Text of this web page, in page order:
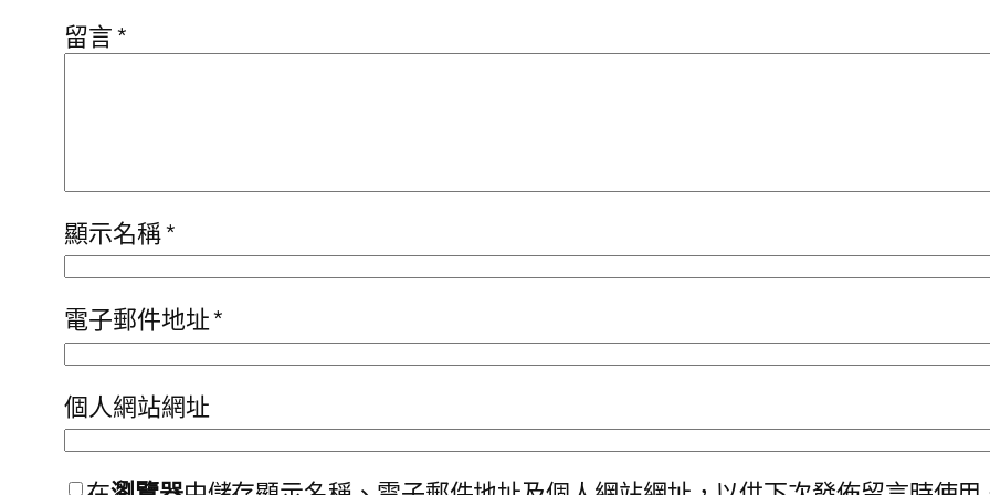
留言*
顯示名稱*
電子郵件地址*
個人網站網址